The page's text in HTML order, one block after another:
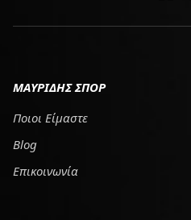
ΜΑΥΡΙΔΗΣ ΣΠΟΡ
Ποιοι Είμαστε
Blog
Επικοινωνία